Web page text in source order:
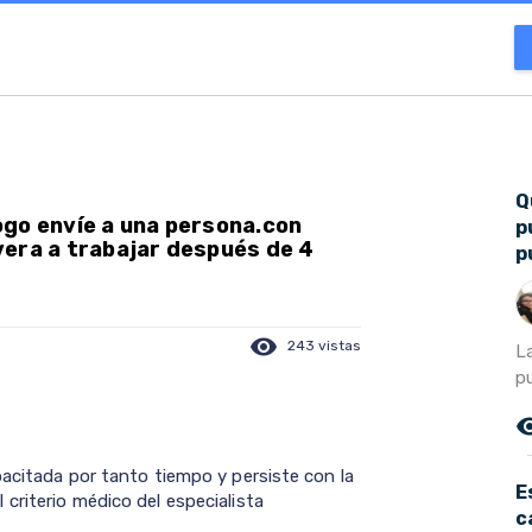
envíe a una persona.con
a trabajar después de 4
visibility 243 vistas
por tanto tiempo y persiste con la
médico del especialista